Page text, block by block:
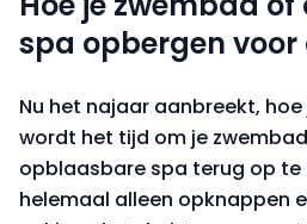
spa opbergen voor
Nu het najaar aanbreekt,
wordt het tijd om je
opblaasbare spa terug op te
helemaal alleen opknappen